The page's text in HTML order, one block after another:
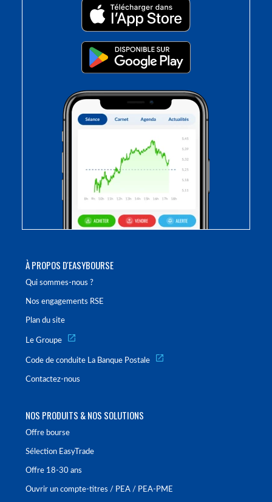
À PROPOS D'EASYBOURSE
Qui sommes-nous ?
Nos engagements RSE
Plan du site
Le Groupe
Code de conduite La Banque Postale
Contactez-nous
NOS PRODUITS & NOS SOLUTIONS
Offre bourse
Sélection EasyTrade
Offre 18-30 ans
Ouvrir un compte-titres / PEA / PEA-PME